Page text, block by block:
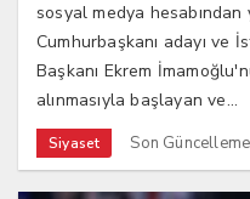
sosyal medya hesabından
Cumhurbaşkanı adayı ve
Başkanı Ekrem
alınmasıyla başlayan ve...
Siyaset Son